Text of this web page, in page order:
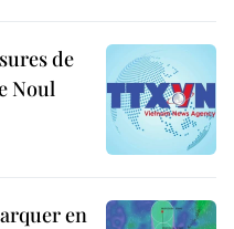
de
Noul
en